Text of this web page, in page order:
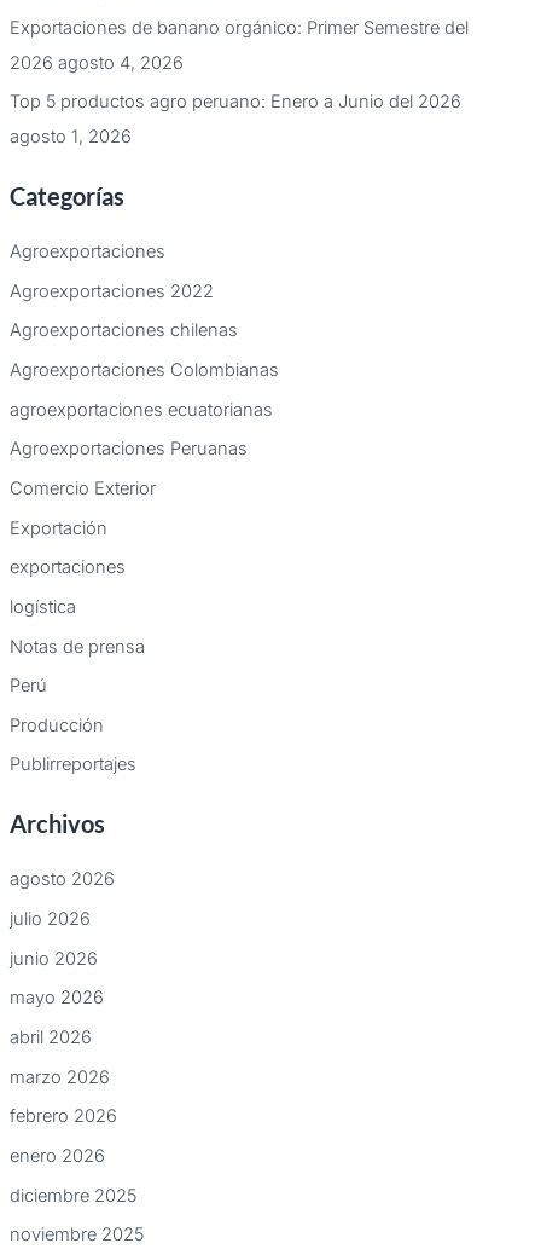
Exportaciones de banano orgánico: Primer Semestre del
2026 agosto 4, 2026
Top 5 productos agro peruano: Enero a Junio del 2026
agosto 1, 2026
Categorías
Agroexportaciones
Agroexportaciones 2022
Agroexportaciones chilenas
Agroexportaciones Colombianas
agroexportaciones ecuatorianas
Agroexportaciones Peruanas
Comercio Exterior
Exportación
exportaciones
logística
Notas de prensa
Perú
Producción
Publirreportajes
Archivos
agosto 2026
julio 2026
junio 2026
mayo 2026
abril 2026
marzo 2026
febrero 2026
enero 2026
diciembre 2025
noviembre 2025